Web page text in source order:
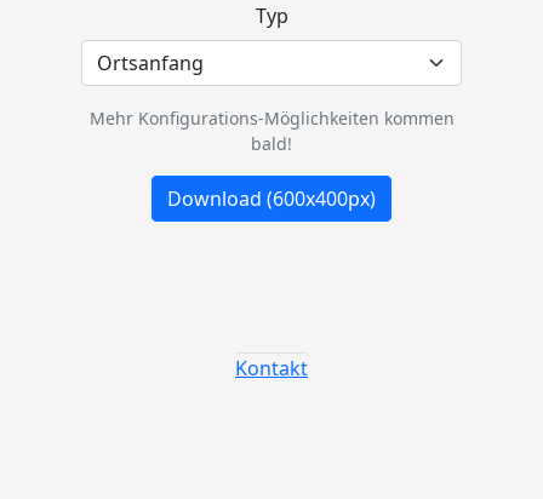
Typ
Mehr Konfigurations-Möglichkeiten kommen
bald!
Download (600x400px)
Kontakt